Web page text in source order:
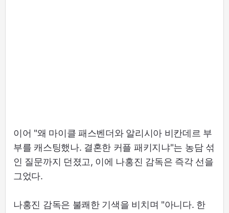
이어 "왜 마이클 패스벤더와 알리시아 비칸데르 부
부를 캐스팅했나. 결혼한 커플 패키지냐"는 농담 섞
인 질문까지 던졌고, 이에 나홍진 감독은 즉각 선을
그었다.
나홍진 감독은 불쾌한 기색을 비치며 "아니다. 한